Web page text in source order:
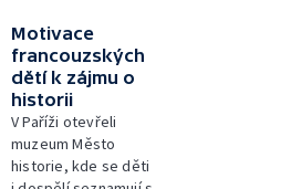
Motivace
francouzských
dětí k zájmu o
historii
V Paříži otevřeli
muzeum Město
historie, kde se děti